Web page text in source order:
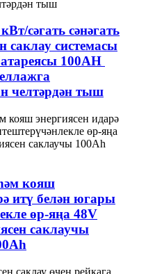
сәгать сәнәгать
саклау системасы
100AH
челтәрдән тыш
кояш
итү белән югары
өр-яңа 48V
саклаучы